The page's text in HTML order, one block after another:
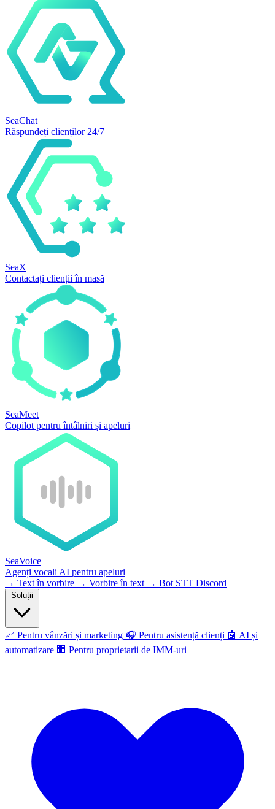
SeaChat
Răspundeți clienților 24/7
SeaX
Contactați clienții în masă
SeaMeet
Copilot pentru întâlniri și apeluri
SeaVoice
Agenți vocali AI pentru apeluri
→ Text în vorbire → Vorbire în text → Bot STT Discord
📈 Pentru vânzări și marketing 🎧 Pentru asistență clienți 🤖 AI și
automatizare 🏢 Pentru proprietarii de IMM-uri